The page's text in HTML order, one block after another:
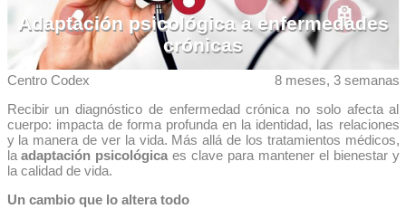
Adaptación psicológica a enfermedades
crónicas
Centro Codex
8 meses, 3 semanas
Recibir un diagnóstico de enfermedad crónica no solo afecta al
cuerpo: impacta de forma profunda en la identidad, las relaciones
y la manera de ver la vida. Más allá de los tratamientos médicos,
laadaptación psicológicaes clave para mantener el bienestar y
la calidad de vida.
Un cambio que lo altera todo